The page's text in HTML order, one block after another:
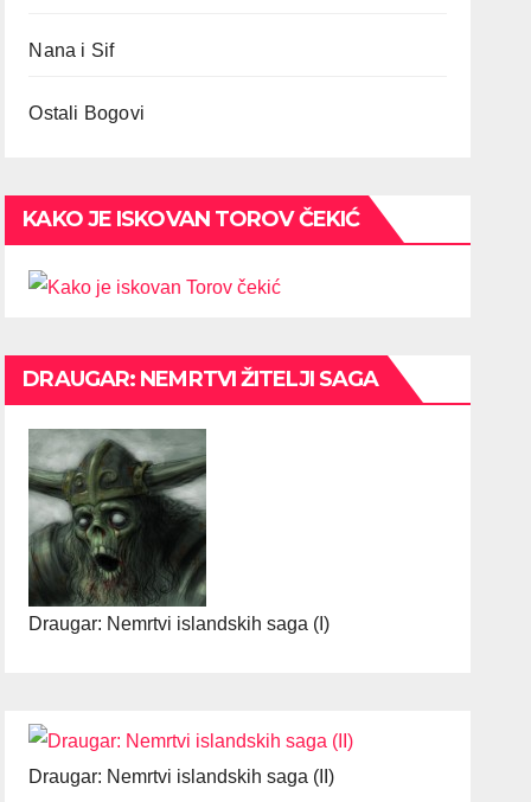
Nana i Sif
Ostali Bogovi
KAKO JE ISKOVAN TOROV ČEKIĆ
DRAUGAR: NEMRTVI ŽITELJI SAGA
Draugar: Nemrtvi islandskih saga (I)
Draugar: Nemrtvi islandskih saga (II)